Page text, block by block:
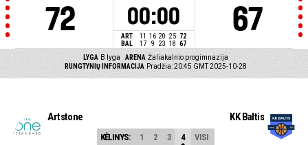
72 00:00
ART 11 16 20 25 72
BAL
17 9 23 18 67
67
LYGA B lyga ARENA Žaliakalnio progimnazija
RUNGTYNIŲ INFORMACIJA Pradžia: 20:45 GMT 2025-10-28
Artstone KK Baltis
KĖLINYS: 1 2 3 4 VISI